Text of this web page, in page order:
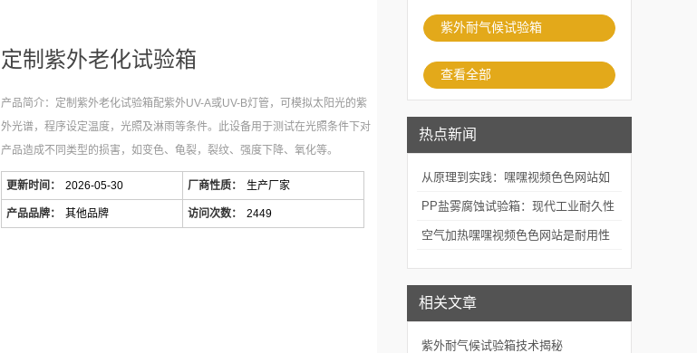
紫外耐气候试验箱
查看全部
热点新闻
从原理到实践：嘿嘿视频色色网站如
何精准模拟海洋腐蚀环境？
PP盐雾腐蚀试验箱：现代工业耐久性
评价的关键技术装备
空气加热嘿嘿视频色色网站是耐用性
相关文章
紫外耐气候试验箱技术揭秘
定制紫外老化试验箱
产品简介：定制紫外老化试验箱配紫外UV-A或UV-B灯管，可模拟太阳光的紫
外光谱，程序设定温度，光照及淋雨等条件。此设备用于测试在光照条件下对
产品造成不同类型的损害，如变色、龟裂，裂纹、强度下降、氧化等。
更新时间： 2026-05-30 厂商性质： 生产厂家
产品品牌： 其他品牌 访问次数： 2449